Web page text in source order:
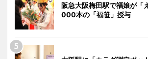
阪急大阪梅田駅で福娘が
000本の「福笹」授与